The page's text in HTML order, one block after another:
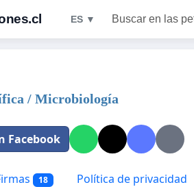
ES ▼ Buscar en las
/ Microbiología
Facebook
18 Política de privacidad